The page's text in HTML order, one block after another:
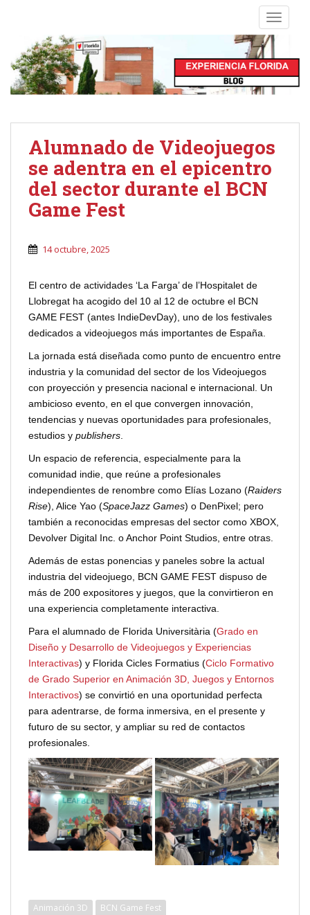
Alumnado de Videojuegos
se adentra en el epicentro
del sector durante el BCN
Game Fest
14 octubre, 2025
El centro de actividades ‘La Farga’ de l’Hospitalet de
Llobregat ha acogido del 10 al 12 de octubre el BCN
GAME FEST (antes IndieDevDay), uno de los festivales
dedicados a videojuegos más importantes de España.
La jornada está diseñada como punto de encuentro entre
industria y la comunidad del sector de los Videojuegos
con proyección y presencia nacional e internacional. Un
ambicioso evento, en el que convergen innovación,
tendencias y nuevas oportunidades para profesionales,
estudios y publishers.
Un espacio de referencia, especialmente para la
comunidad indie, que reúne a profesionales
independientes de renombre como Elías Lozano (Raiders
Rise), Alice Yao (SpaceJazz Games) o DenPixel; pero
también a reconocidas empresas del sector como XBOX,
Devolver Digital Inc. o Anchor Point Studios, entre otras.
Además de estas ponencias y paneles sobre la actual
industria del videojuego, BCN GAME FEST dispuso de
más de 200 expositores y juegos, que la convirtieron en
una experiencia completamente interactiva.
Para el alumnado de Florida Universitària (Grado en
Diseño y Desarrollo de Videojuegos y Experiencias
Interactivas) y Florida Cicles Formatius (Ciclo Formativo
de Grado Superior en Animación 3D, Juegos y Entornos
Interactivos) se convirtió en una oportunidad perfecta
para adentrarse, de forma inmersiva, en el presente y
futuro de su sector, y ampliar su red de contactos
profesionales.
Animación 3D
BCN Game Fest